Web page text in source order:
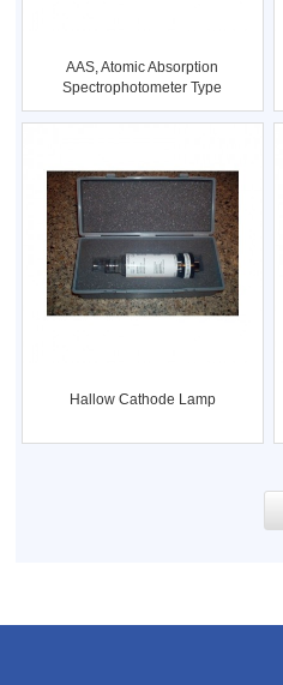
AAS, Atomic Absorption
Spectrophotometer Type
235
Hallow Cathode Lamp